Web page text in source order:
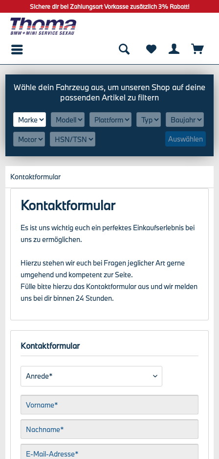
Sichere dir bei Zahlungsart Vorkasse zusätzlich 3% Rabatt!
Auswählen
Kontaktformular
Kontaktformular
Es ist uns wichtig euch ein perfektes Einkaufserlebnis bei
uns zu ermöglichen.
Hierzu stehen wir euch bei Fragen jeglicher Art gerne
umgehend und kompetent zur Seite.
Fülle bitte hierzu das Kontaktformular aus und wir melden
uns bei dir binnen 24 Stunden.
Kontaktformular